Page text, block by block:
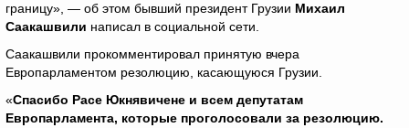
границу», — об этом бывший президент Грузии Михаил
Саакашвили написал в социальной сети.
Саакашвили прокомментировал принятую вчера
Европарламентом резолюцию, касающуюся Грузии.
«Спасибо Расе Юкнявичене и всем депутатам
Европарламента, которые проголосовали за резолюцию.